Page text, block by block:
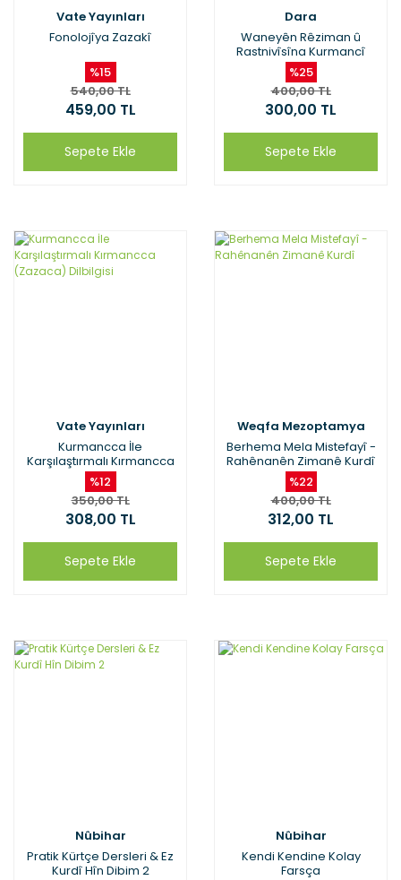
Vate Yayınları
Fonolojîya Zazakî
%15
540,00 TL
459,00 TL
Sepete Ekle
Dara
Waneyên Rêziman û
Rastnivîsîna Kurmancî
%25
400,00 TL
300,00 TL
Sepete Ekle
Vate Yayınları
Kurmancca İle
Karşılaştırmalı Kırmancca
(Zazaca) Dilbilgisi
%12
350,00 TL
308,00 TL
Sepete Ekle
Weqfa Mezoptamya
Berhema Mela Mistefayî -
Rahênanên Zimanê Kurdî
%22
400,00 TL
312,00 TL
Sepete Ekle
Nûbihar
Pratik Kürtçe Dersleri & Ez
Kurdî Hîn Dibim 2
Nûbihar
Kendi Kendine Kolay
Farsça